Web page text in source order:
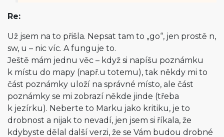
Re:
Už jsem na to přišla. Nepsat tam to „go“, jen prostě n,
sw, u – nic víc. A funguje to.
Ještě mám jednu věc – když si napíšu poznámku
k místu do mapy (např.u totemu), tak někdy mi to
část poznámky uloží na správné místo, ale část
poznámky se mi zobrazí někde jinde (třeba
k jezírku). Neberte to Marku jako kritiku, je to
drobnost a nijak to nevadí, jen jsem si říkala, že
kdybyste dělal další verzi, že se Vám budou drobné